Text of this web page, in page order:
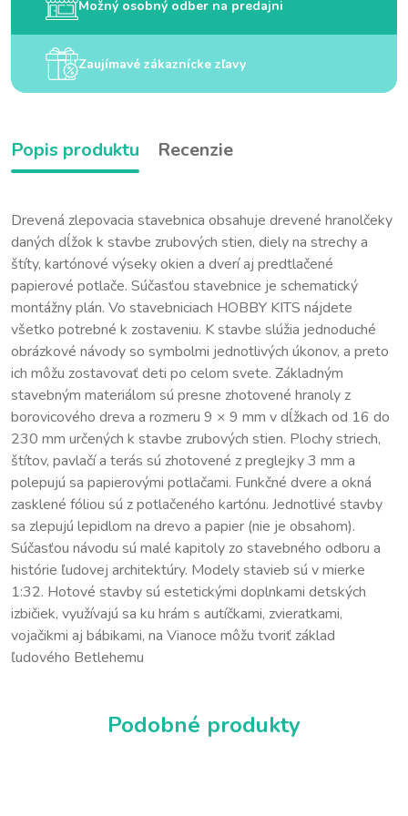
Možný osobný odber na predajni
Zaujímavé zákaznícke zľavy
Popis produktu Recenzie
Drevená zlepovacia stavebnica obsahuje drevené hranolčeky
daných dĺžok k stavbe zrubových stien, diely na strechy a
štíty, kartónové výseky okien a dverí aj predtlačené
papierové potlače. Súčasťou stavebnice je schematický
montážny plán. Vo stavebniciach HOBBY KITS nájdete
všetko potrebné k zostaveniu. K stavbe slúžia jednoduché
obrázkové návody so symbolmi jednotlivých úkonov, a preto
ich môžu zostavovať deti po celom svete. Základným
stavebným materiálom sú presne zhotovené hranoly z
borovicového dreva a rozmeru 9 × 9 mm v dĺžkach od 16 do
230 mm určených k stavbe zrubových stien. Plochy striech,
štítov, pavlačí a terás sú zhotovené z preglejky 3 mm a
polepujú sa papierovými potlačami. Funkčné dvere a okná
zasklené fóliou sú z potlačeného kartónu. Jednotlivé stavby
sa zlepujú lepidlom na drevo a papier (nie je obsahom).
Súčasťou návodu sú malé kapitoly zo stavebného odboru a
histórie ľudovej architektúry. Modely stavieb sú v mierke
1:32. Hotové stavby sú estetickými doplnkami detských
izbičiek, využívajú sa ku hrám s autíčkami, zvieratkami,
vojačikmi aj bábikami, na Vianoce môžu tvoriť základ
ľudového Betlehemu
Podobné produkty